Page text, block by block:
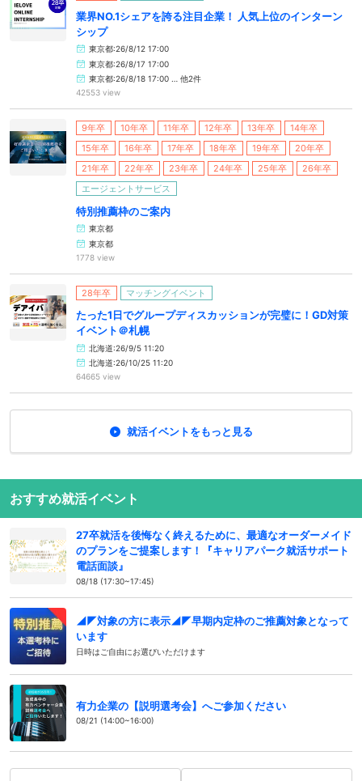
業界NO.1シェアを誇る注目企業！ 人気上位のインターン
シップ
東京都:26/8/12 17:00
東京都:26/8/17 17:00
東京都:26/8/18 17:00 … 他2件
42553 view
9年卒 10年卒 11年卒 12年卒 13年卒
14年卒
15年卒
16年卒 17年卒 18年卒 19年卒
20年卒
21年卒
22年卒 23年卒 24年卒 25年卒
26年卒
エージェントサービス
特別推薦枠のご案内
東京都
東京都
1778 view
28年卒 マッチングイベント
たった1日でグループディスカッションが完璧に！GD対策
イベント＠札幌
北海道:26/9/5 11:20
北海道:26/10/25 11:20
64665 view
就活イベントをもっと見る
おすすめ就活イベント
27卒就活を後悔なく終えるために、最適なオーダーメイド
のプランをご提案します！『キャリアパーク就活サポート
電話面談』
08/18 (17:30~17:45)
◢◤対象の方に表示◢◤早期内定枠のご推薦対象となって
います
日時はご自由にお選びいただけます
有力企業の【説明選考会】へご参加ください
08/21 (14:00~16:00)